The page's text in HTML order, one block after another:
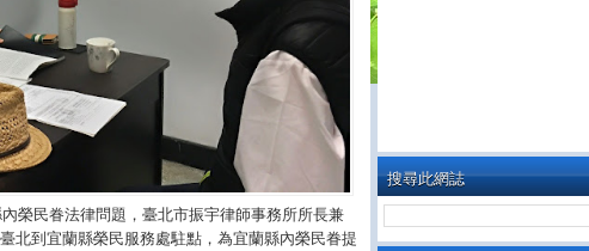
搜尋此網誌
榮民眷法律問題，臺北市振宇律師事務所所長兼
北到宜蘭縣榮民服務處駐點，為宜蘭縣內榮民眷提